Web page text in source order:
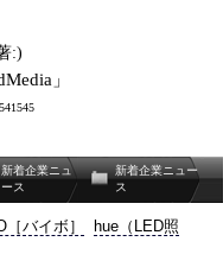
:)
」
新着企業ニュ
ース
新着企業ニュー
ス
［バイボ］
hue（LED照